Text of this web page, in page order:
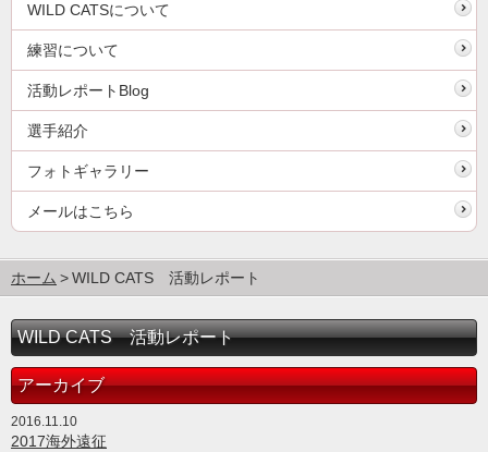
WILD CATSについて
練習について
活動レポートBlog
選手紹介
フォトギャラリー
メールはこちら
ホーム WILD CATS 活動レポート
WILD CATS 活動レポート
アーカイブ
2016.11.10
2017海外遠征